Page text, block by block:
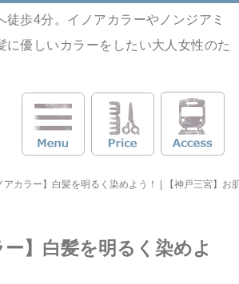
徒歩4分。イノアカラーやノンジアミ
に優しいカラーをしたい大人女性のた
アカラー】白髪を明るく染めよう！ | 【神戸三宮】
ー】白髪を明るく染めよ